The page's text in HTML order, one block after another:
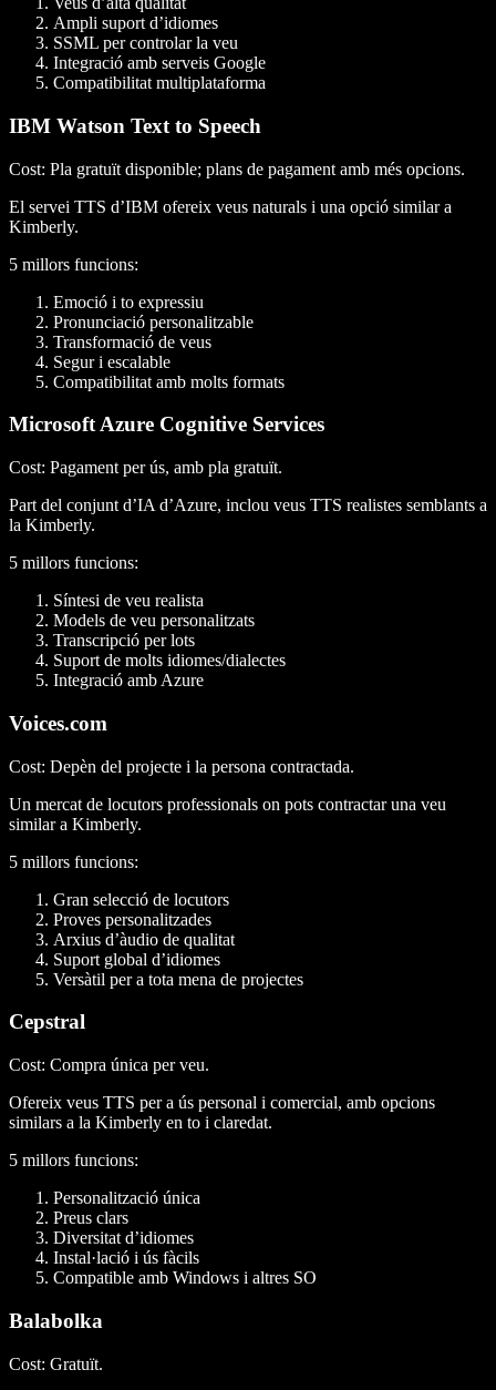
Ampli suport d’idiomes
SSML per controlar la veu
Integració amb serveis Google
Compatibilitat multiplataforma
IBM Watson Text to Speech
Cost: Pla gratuït disponible; plans de pagament amb més opcions.
El servei TTS d’IBM ofereix veus naturals i una opció similar a
Kimberly.
5 millors funcions:
Emoció i to expressiu
Pronunciació personalitzable
Transformació de veus
Segur i escalable
Compatibilitat amb molts formats
Microsoft Azure Cognitive Services
Cost: Pagament per ús, amb pla gratuït.
Part del conjunt d’IA d’Azure, inclou veus TTS realistes semblants a
la Kimberly.
5 millors funcions:
Síntesi de veu realista
Models de veu personalitzats
Transcripció per lots
Suport de molts idiomes/dialectes
Integració amb Azure
Voices.com
Cost: Depèn del projecte i la persona contractada.
Un mercat de locutors professionals on pots contractar una veu
similar a Kimberly.
5 millors funcions:
Gran selecció de locutors
Proves personalitzades
Arxius d’àudio de qualitat
Suport global d’idiomes
Versàtil per a tota mena de projectes
Cepstral
Cost: Compra única per veu.
Ofereix veus TTS per a ús personal i comercial, amb opcions
similars a la Kimberly en to i claredat.
5 millors funcions:
Personalització única
Preus clars
Diversitat d’idiomes
Instal·lació i ús fàcils
Compatible amb Windows i altres SO
Balabolka
Cost: Gratuït.